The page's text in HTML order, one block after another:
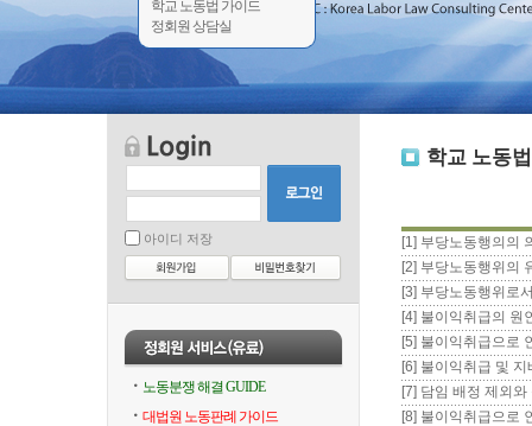
학교 노동법 가이드
정회원 상담실
아이디 저장
노동분쟁 해결 GUIDE
대법원 노동판례 가이드
학교 노동
[1] 부당노동행의의
[2] 부당노동행위의
[3] 부당노동행위로
[4] 불이익취급의 원
[5] 불이익취급으로
[6] 불이익취급 및
[7] 담임 배정 제외
[8] 불이익취급으로